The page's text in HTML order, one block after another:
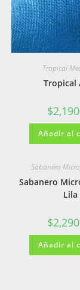
Tropical
Tropical
$
Añadir al
Sabanero
Sabanero
Lila
$
Añadir al